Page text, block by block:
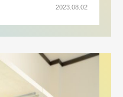
2023.08.02